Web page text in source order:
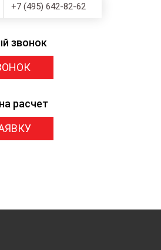
+7 (495) 642-82-62
звонок
на расчет